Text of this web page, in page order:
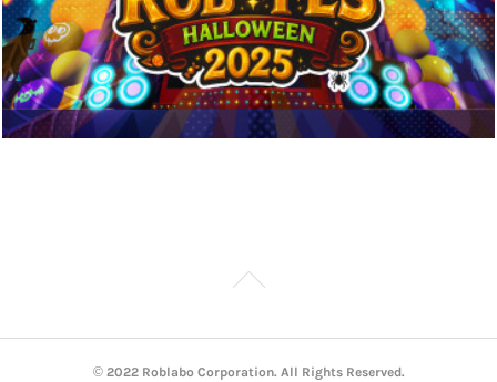
© 2022 Roblabo Corporation. All Rights Reserved.